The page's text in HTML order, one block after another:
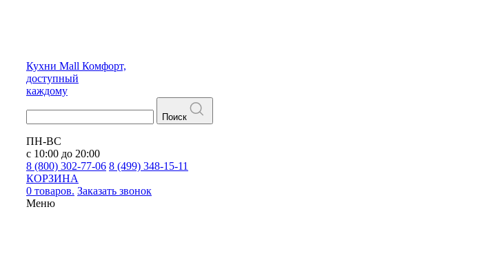
Кухни Mall Комфорт,
доступный
каждому
Поиск
ПН-ВС
с 10:00 до 20:00
8 (800) 302-77-06 8 (499) 348-15-11
КОРЗИНА
0 товаров. Заказать звонок
Меню